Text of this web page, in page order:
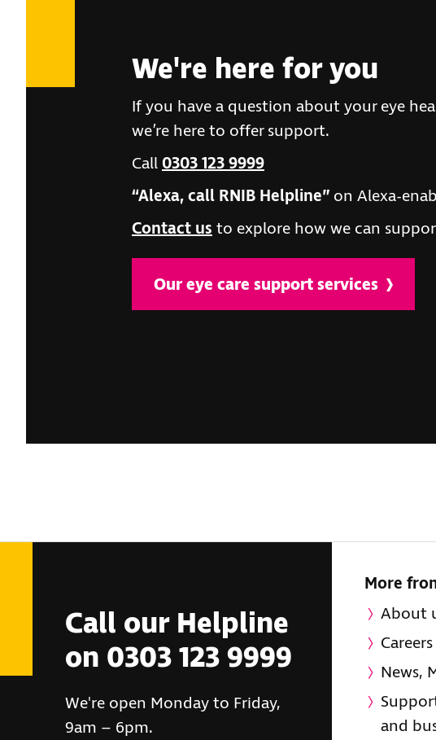
We're here for you
If you have a question about your eye
we’re here to offer support.
Call0303 123 9999
“Alexa, call RNIB Helpline” on Alexa-
Contact usto explore how we can
Our eye care support services
Call our Helpline
on 0303 123 9999
We're open Monday to Friday,
9am – 6pm.
More
About
News,
and